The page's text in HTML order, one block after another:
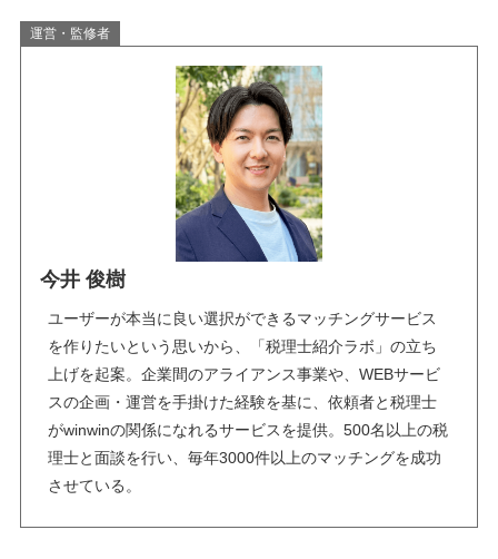
運営・監修者
今井 俊樹
ユーザーが本当に良い選択ができるマッチングサービス
を作りたいという思いから、「税理士紹介ラボ」の立ち
上げを起案。企業間のアライアンス事業や、WEBサービ
スの企画・運営を手掛けた経験を基に、依頼者と税理士
がwinwinの関係になれるサービスを提供。500名以上の税
理士と面談を行い、毎年3000件以上のマッチングを成功
させている。